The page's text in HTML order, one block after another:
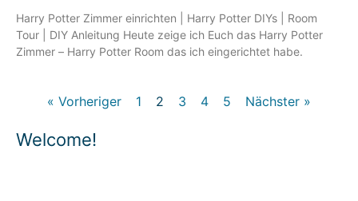
Welcome!
Harry Potter Zimmer einrichten | Harry Potter DIYs | Room
Tour | DIY Anleitung Heute zeige ich Euch das Harry Potter
Zimmer – Harry Potter Room das ich eingerichtet habe.
« Vorheriger 1 2 3 4 5 Nächster »